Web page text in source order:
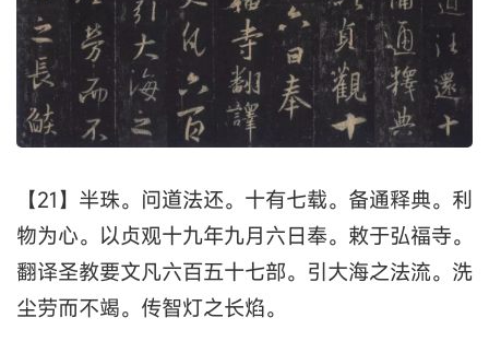
【21】半珠。问道法还。十有七载。备通释典。利
物为心。以贞观十九年九月六日奉。敕于弘福寺。
翻译圣教要文凡六百五十七部。引大海之法流。洗
尘劳而不竭。传智灯之长焰。